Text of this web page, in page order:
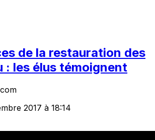
de la restauration des
: les élus témoignent
2017 à 18:14